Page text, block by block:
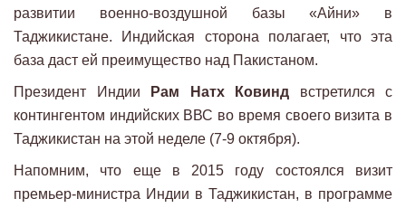
развитии военно-воздушной базы «Айни» в
Таджикистане. Индийская сторона полагает, что эта
база даст ей преимущество над Пакистаном.
Президент Индии Рам Натх Ковинд встретился с
контингентом индийских ВВС во время своего визита в
Таджикистан на этой неделе (7-9 октября).
Напомним, что еще в 2015 году состоялся визит
премьер-министра Индии в Таджикистан, в программе